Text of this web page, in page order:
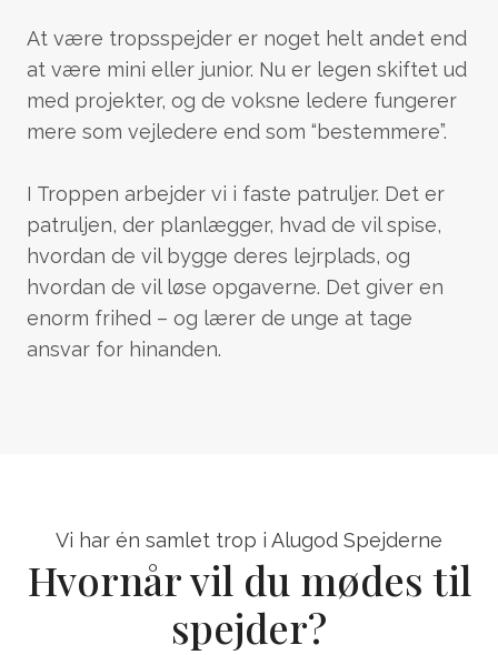
At være tropsspejder er noget helt andet end
at være mini eller junior. Nu er legen skiftet ud
med projekter, og de voksne ledere fungerer
mere som vejledere end som “bestemmere”.
I Troppen arbejder vi i faste patruljer. Det er
patruljen, der planlægger, hvad de vil spise,
hvordan de vil bygge deres lejrplads, og
hvordan de vil løse opgaverne. Det giver en
enorm frihed – og lærer de unge at tage
ansvar for hinanden.
Vi har én samlet trop i Alugod Spejderne
Hvornår vil du mødes til
spejder?